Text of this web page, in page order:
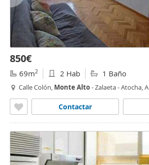
850€
69m2 2 Hab 1 Baño
Calle Colón, Monte Alto- Zalaeta - Atocha, A
Contactar